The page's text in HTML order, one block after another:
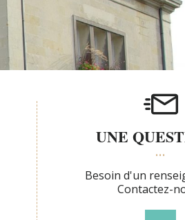
UNE
Besoin d'un
Contactez-